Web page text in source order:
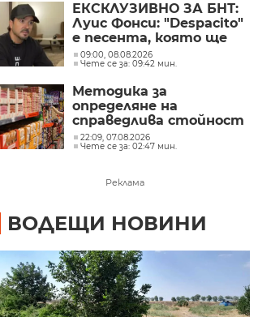
чакат неизплатени
пари
ЕКСКЛУЗИВНО ЗА БНТ:
Луис Фонси: "Despacito"
е песента, която ще
изпълнявам до края на
живота си
09:00, 08.08.2026
Чете се за: 09:42 мин.
Методика за
определяне на
справедлива стойност
на основни храни е
публикуван за
22:09, 07.08.2026
Чете се за: 02:47 мин.
Реклама
ВОДЕЩИ НОВИНИ